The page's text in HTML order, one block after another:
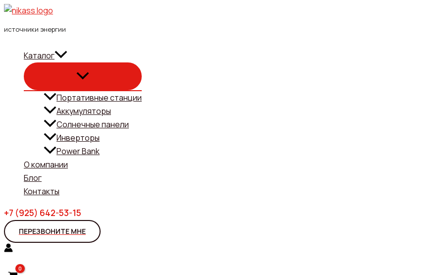
Перейти
содержимому
источники энергии
Каталог
Портативные станции
Аккумуляторы
Солнечные панели
Инверторы
Power Bank
О компании
Блог
Контакты
+7 (925) 642-53-15
ПЕРЕЗВОНИТЕ МНЕ